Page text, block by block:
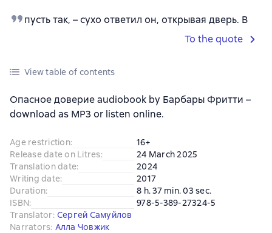
пусть так, – сухо ответил он, открывая дверь. В
To the quote
View table of contents
Опасное доверие audiobook by Барбары Фритти –
download as MP3 or listen online.
Age restriction:
16+
Release date on Litres:
24 March 2025
Translation date:
2024
Writing date:
2017
Duration:
8 h. 37 min. 03 sec.
ISBN:
978-5-389-27324-5
Translator: Сергей Самуйлов
Narrators: Алла Човжик